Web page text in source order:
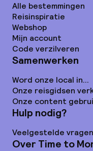
Alle bestemmingen
Reisinspiratie
Webshop
Mijn account
Code verzilveren
Samenwerken
Word onze local in...
Onze reisgidsen
Onze content
Hulp nodig?
Veelgestelde vragen
Over Time to